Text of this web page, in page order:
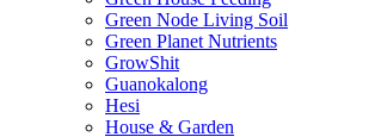
Green Node Living Soil
Green Planet Nutrients
GrowShit
Guanokalong
Hesi
House & Garden